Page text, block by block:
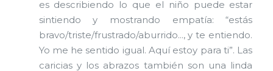
es describiendo lo que el niño puede estar
sintiendo y mostrando empatía: “estás
bravo/triste/frustrado/aburrido…, y te entiendo.
Yo me he sentido igual. Aquí estoy para ti”. Las
caricias y los abrazos también son una linda